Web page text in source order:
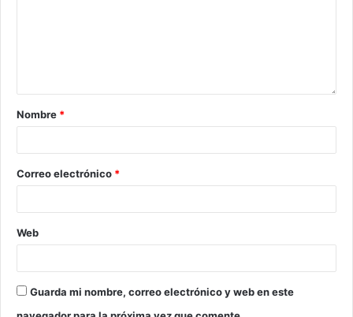
Nombre *
Correo electrónico *
Web
Guarda mi nombre, correo electrónico y web en este